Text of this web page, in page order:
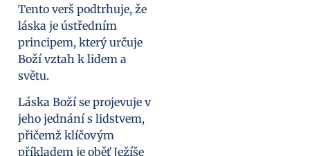
Tento verš podtrhuje, že
láska je ústředním
principem, který určuje
Boží vztah k lidem a
světu.
Láska Boží se projevuje v
jeho jednání s lidstvem,
přičemž klíčovým
příkladem je oběť Ježíše